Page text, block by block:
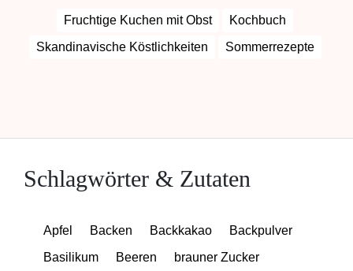
Fruchtige Kuchen mit Obst
Kochbuch
Skandinavische Köstlichkeiten
Sommerrezepte
Schlagwörter & Zutaten
Apfel Backen Backkakao
Backpulver
Basilikum
Beeren
brauner Zucker